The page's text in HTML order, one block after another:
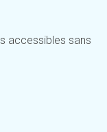
accessibles sans